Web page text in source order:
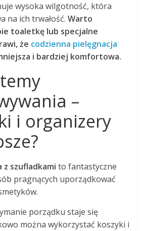
wysoka wilgotność, która
na ich trwałość.Warto
toaletkę lub specjalne
że codzienna pielęgnacja
i bardziej komfortowa.
–
i organizery
z szufladkami to fantastyczne
pragnących uporządkować
porządku staje się
można wykorzystać koszyki i